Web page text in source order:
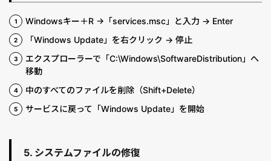
Windowsキー＋R →「services.msc」と入力 → Enter
「Windows Update」を右クリック → 停止
エクスプローラーで「C:\Windows\SoftwareDistribution」へ
移動
中のすべてのファイルを削除（Shift+Delete）
サービスに戻って「Windows Update」を開始
5. システムファイルの修復